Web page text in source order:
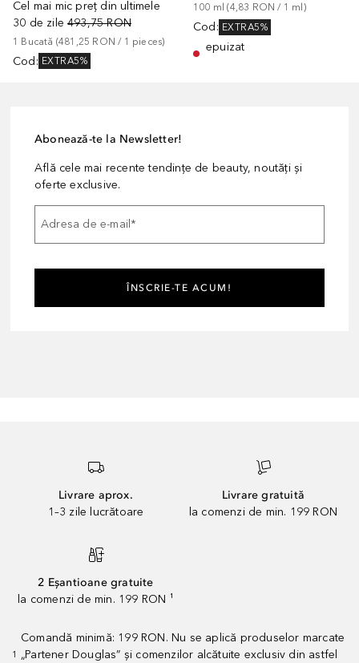
Cel mai mic preț din ultimele
30 de zile 493,75 RON
1 Bucată (481,25 RON / 1 pieces)
Cod : EXTRA5%
100 ml (4,83 RON / 1 ml )
Cod : EXTRA5%
epuizat
Abonează-te la Newsletter!
Află cele mai recente tendințe de beauty, noutăți și
oferte exclusive.
Adresa de e-mail *
ÎNSCRIE-TE ACUM!
Livrare aprox.
1–3 zile lucrătoare
Livrare gratuită
la comenzi de min. 199 RON
2 Eșantioane gratuite
la comenzi de min. 199 RON ¹
1
Comandă minimă: 199 RON. Nu se aplică produselor marcate
„Partener Douglas” și comenzilor alcătuite exclusiv din astfel